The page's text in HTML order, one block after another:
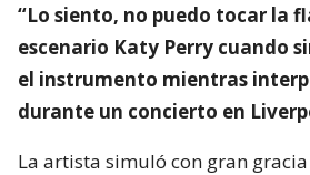
“Lo siento, no puedo tocar la
escenario Katy Perry cuando
el instrumento mientras
durante un concierto en
La artista simuló con gran